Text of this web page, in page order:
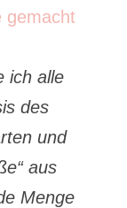
ich alle
des
und
aus
Menge